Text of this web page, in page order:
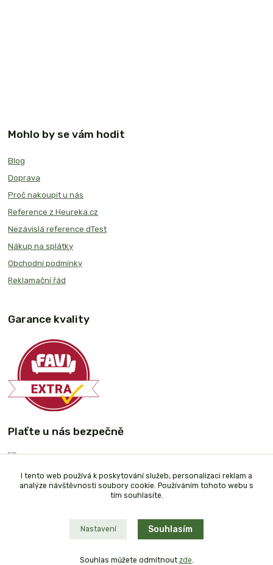
Mohlo by se vám hodit
Blog
Doprava
Proč nakoupit u nás
Reference z Heureka.cz
Nezávislá reference dTest
Nákup na splátky
Obchodní podmínky
Reklamační řád
Garance kvality
Plaťte u nás bezpečně
I tento web používá k poskytování služeb, personalizaci reklam a
analýze návštěvnosti soubory cookie. Používáním tohoto webu s
tím souhlasíte.
Nastavení Souhlasím
Souhlas můžete odmítnout zde